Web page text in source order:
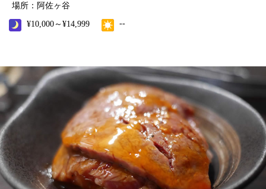
場所：阿佐ヶ谷
¥10,000～¥14,999
--